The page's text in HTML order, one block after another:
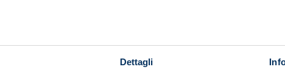
Dettagli